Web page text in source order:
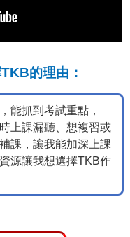
的理由：
能抓到考試重點，
上課漏聽、想複習或
課，讓我能加深上課
源讓我想選擇TKB作